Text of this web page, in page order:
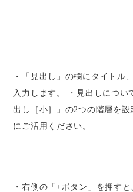
・「見出し」の欄にタイトル
入力します。 ・見出しについ
出し［小］」の2つの階層を
にご活用ください。
・右側の「+ボタン」を押す